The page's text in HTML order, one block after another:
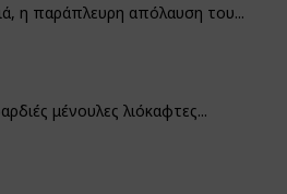
η παράπλευρη απόλαυση του...
μένουλες λιόκαφτες...